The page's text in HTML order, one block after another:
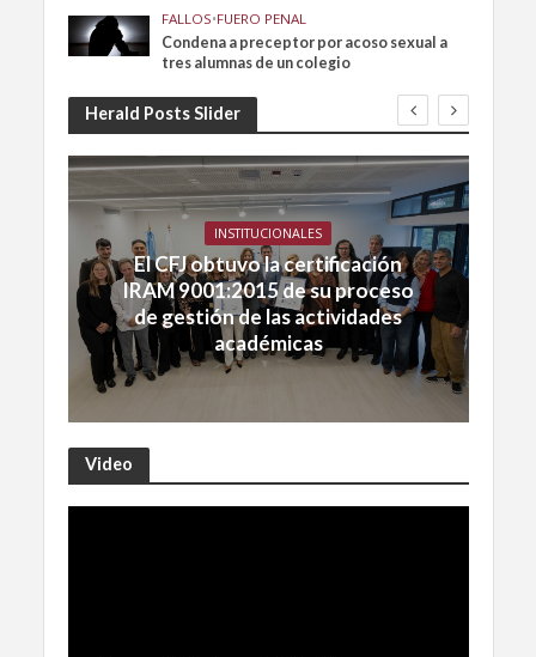
FALLOS•FUERO PENAL
Condena a preceptor por acoso sexual a
tres alumnas de un colegio
Herald Posts Slider
INSTITUCIONALES
El CFJ obtuvo la certificación
IRAM 9001:2015 de su proceso
de gestión de las actividades
académicas
Video